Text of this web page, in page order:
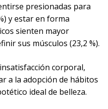
presionadas para
y estar en forma
sienten mayor
sus músculos (23,2 %).
corporal,
a la adopción de hábitos
ideal de belleza.